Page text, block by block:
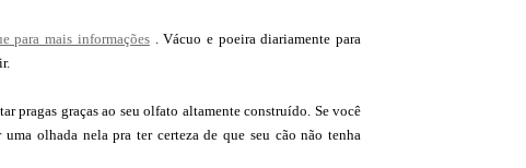
para mais informações. Vácuo e poeira diariamente para
pragas graças ao seu olfato altamente construído. Se você
olhada nela pra ter certeza de que seu cão não tenha